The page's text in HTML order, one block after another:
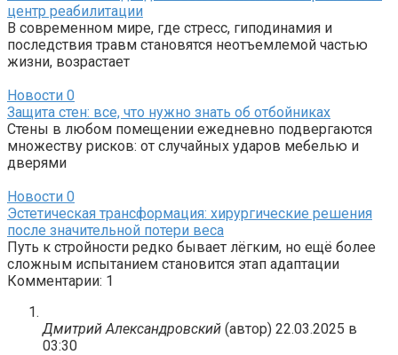
центр реабилитации
В современном мире, где стресс, гиподинамия и
последствия травм становятся неотъемлемой частью
жизни, возрастает
Новости 0
Защита стен: все, что нужно знать об отбойниках
Стены в любом помещении ежедневно подвергаются
множеству рисков: от случайных ударов мебелью и
дверями
Новости 0
Эстетическая трансформация: хирургические решения
после значительной потери веса
Путь к стройности редко бывает лёгким, но ещё более
сложным испытанием становится этап адаптации
Комментарии: 1
Дмитрий Александровский (автор) 22.03.2025 в
03:30